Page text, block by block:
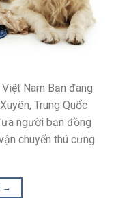
Nam Bạn đang
Trung Quốc
người bạn đồng
chuyển thú cưng
→